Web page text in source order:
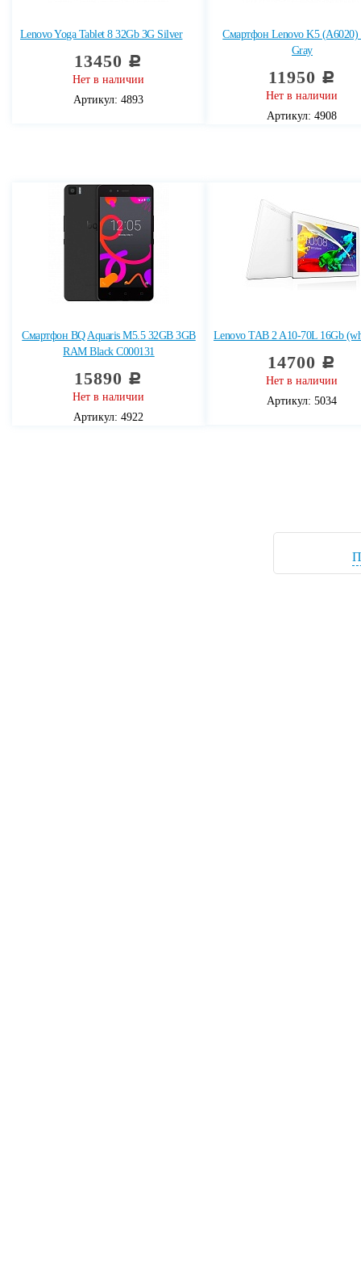
Lenovo Yoga Tablet 8 32Gb 3G Silver
13450 c
Нет в наличии
Артикул: 4893
Смартфон Lenovo K5 (A6020)
Gray
11950 c
Нет в наличии
Артикул: 4908
Смартфон BQ Aquaris M5.5 32GB 3GB
RAM Black C000131
15890 c
Нет в наличии
Артикул: 4922
Lenovo TAB 2 A10-70L 16Gb
14700 c
Нет в наличии
Артикул: 5034